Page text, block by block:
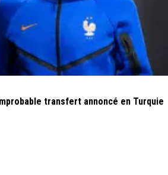
transfert annoncé en Turquie